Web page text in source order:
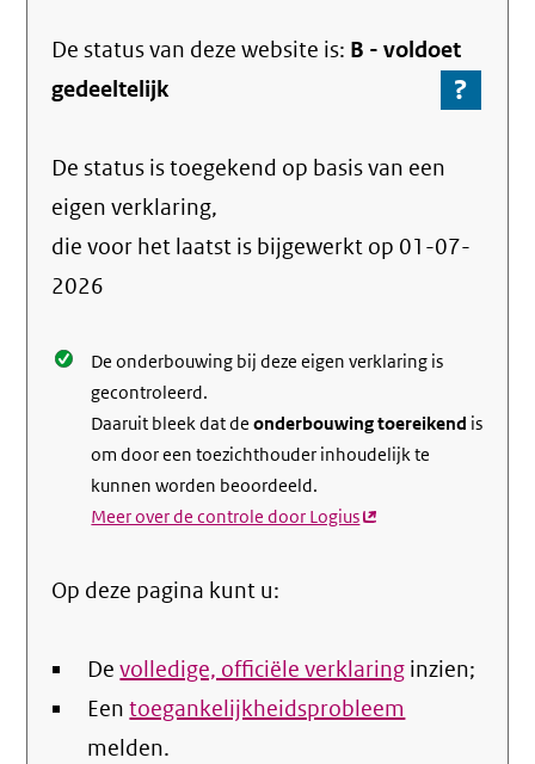
De status van dezewebsite is: B -voldoet
gedeeltelijk
?
Ga
over
De status is toegekend op basis van een
eigen verklaring,
die voor het laatst is bijgewerkt op 01-07-
2026
De onderbouwing bij deze eigen verklaring is
gecontroleerd.
Daaruit bleek dat deonderbouwing toereikend is
om door een toezichthouder inhoudelijk te
kunnen worden beoordeeld.
Meer over de controle door Logius(externe
Op deze pagina kunt u:
Devolledige, officiële verklaring inzien;
Eentoegankelijkheidsprobleem
melden.